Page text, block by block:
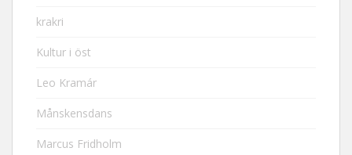
krakri
Kultur i öst
Leo Kramár
Månskensdans
Marcus Fridholm